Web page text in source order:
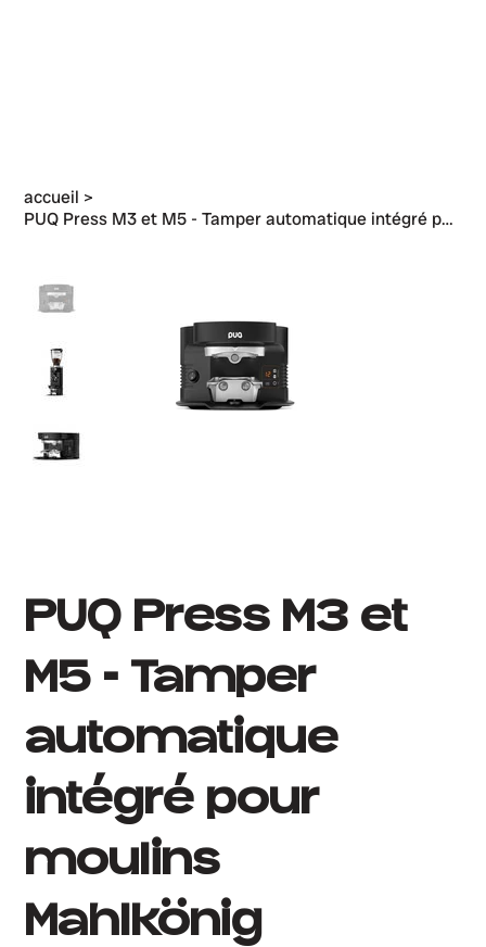
accueil >
PUQ Press M3 et M5 - Tamper automatique intégré pour moulins Mahlkönig
PUQ Press M3 et
M5 - Tamper
automatique
intégré pour
moulins
Mahlkönig